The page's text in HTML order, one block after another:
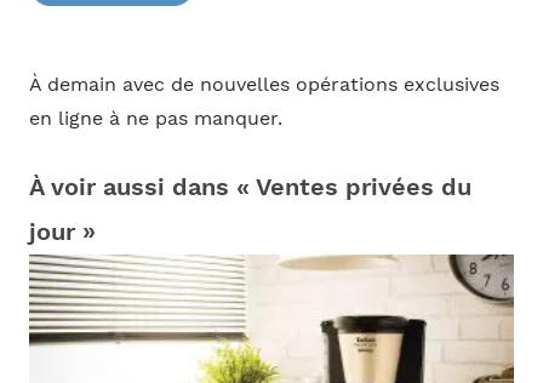
À demain avec de nouvelles opérations exclusives
en ligne à ne pas manquer.
À voir aussi dans « Ventes privées du
jour »